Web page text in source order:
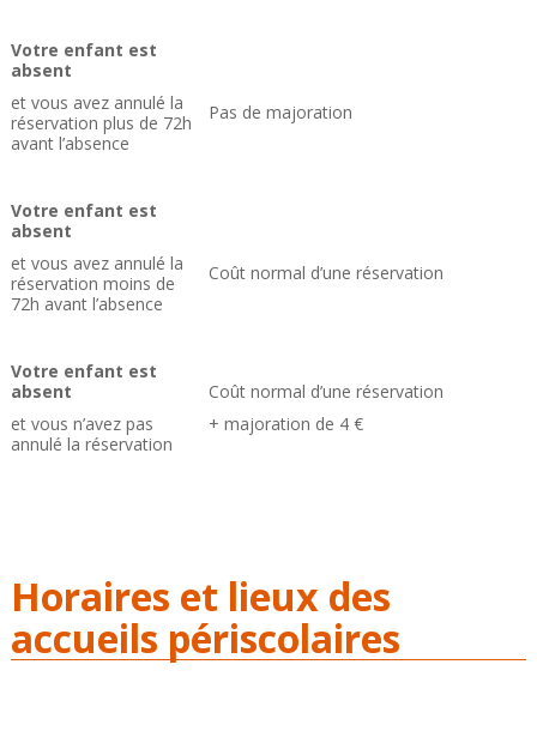
Votre enfant est
absent
et vous avez annulé la
réservation plus de 72h
avant l’absence
Pas de majoration
Votre enfant est
absent
et vous avez annulé la
réservation moins de
72h avant l’absence
Coût normal d’une réservation
Votre enfant est
absent
et vous n’avez pas
annulé la réservation
Coût normal d’une réservation
+ majoration de 4 €
Horaires et lieux des
accueils périscolaires